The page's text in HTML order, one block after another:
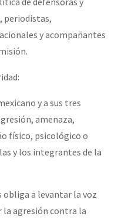
periodistas,
y acompañantes
y a sus tres
amenaza,
físico, psicológico o
y los integrantes de la
obliga a levantar la voz
la agresión contra la